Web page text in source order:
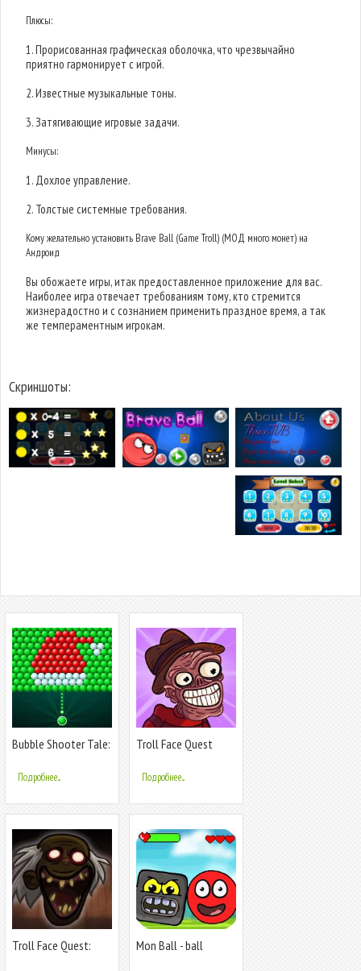
Плюсы:
1. Прорисованная графическая оболочка, что чрезвычайно
приятно гармонирует с игрой.
2. Известные музыкальные тоны.
3. Затягивающие игровые задачи.
Минусы:
1. Дохлое управление.
2. Толстые системные требования.
Кому желательно установить Brave Ball (Game Troll) (МОД много монет) на
Андроид
Вы обожаете игры, итак предоставленное приложение для вас.
Наиболее игра отвечает требованиям тому, кто стремится
жизнерадостно и с сознанием применить праздное время, а так
же темпераментным игрокам.
Скриншоты:
Bubble Shooter Tale:
Подробнее...
Troll Face Quest
Подробнее...
Troll Face Quest:
Mon Ball - ball